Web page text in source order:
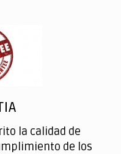
la calidad de
de los